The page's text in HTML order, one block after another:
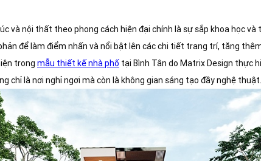
và nội thất theo phong cách hiện đại chính là sự sắp khoa học và
để làm điểm nhấn và nổi bật lên các chi tiết trang trí, tăng
trong mẫu thiết kế nhà phố tại Bình Tân do Matrix Design thực
chỉ là nơi nghỉ ngơi mà còn là không gian sáng tạo đầy nghệ